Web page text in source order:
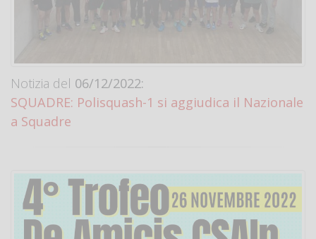
Notizia del 06/12/2022:
SQUADRE: Polisquash-1 si aggiudica il Nazionale
a Squadre